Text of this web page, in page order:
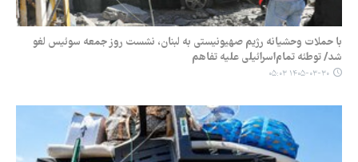
با حملات وحشیانه رژیم صهیونیستی به لبنان، نشست روز جمعه سوئیس لغو
شد/ توطئه تمام‌اسرائیلی علیه تفاهم
۱۴۰۵-۰۳-۳۰ ۰۵:۰۳